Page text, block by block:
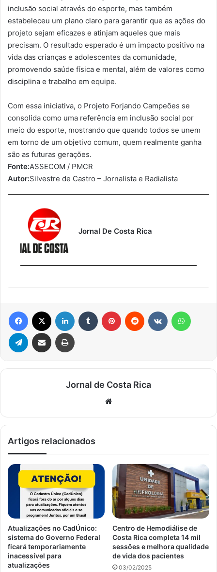
inclusão social através do esporte, mas também
estabeleceu um plano claro para garantir que as ações do
projeto sejam eficazes e atinjam aqueles que mais
precisam. O resultado esperado é um impacto positivo na
vida das crianças e adolescentes da comunidade,
promovendo saúde física e mental, além de valores como
disciplina e trabalho em equipe.
Com essa iniciativa, o Projeto Forjando Campeões se
consolida como uma referência em inclusão social por
meio do esporte, mostrando que quando todos se unem
em torno de um objetivo comum, quem realmente ganha
são as futuras gerações.
Fonte:ASSECOM / PMCR
Autor:Silvestre de Castro – Jornalista e Radialista
Jornal De Costa Rica
Facebook Linkedin Tumblr Pinterest Reddit
Telegram Compartilhar via e-mail Imprimir
Jornal de Costa Rica
Artigos relacionados
Atualizações no CadÚnico:
sistema do Governo Federal
ficará temporariamente
inacessível para
atualizações
Centro de Hemodiálise de
Costa Rica completa 14 mil
sessões e melhora qualidade
de vida dos pacientes
03/02/2025